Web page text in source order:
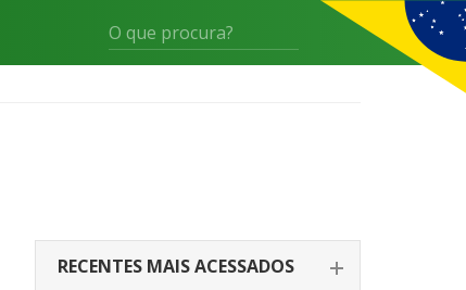
RECENTES MAIS ACESSADOS